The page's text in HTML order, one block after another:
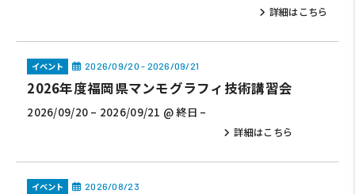
詳細はこちら
イベント 2026/09/20 - 2026/09/21
2026年度福岡県マンモグラフィ技術講習会
2026/09/20 – 2026/09/21 @ 終日 –
詳細はこちら
イベント 2026/08/23